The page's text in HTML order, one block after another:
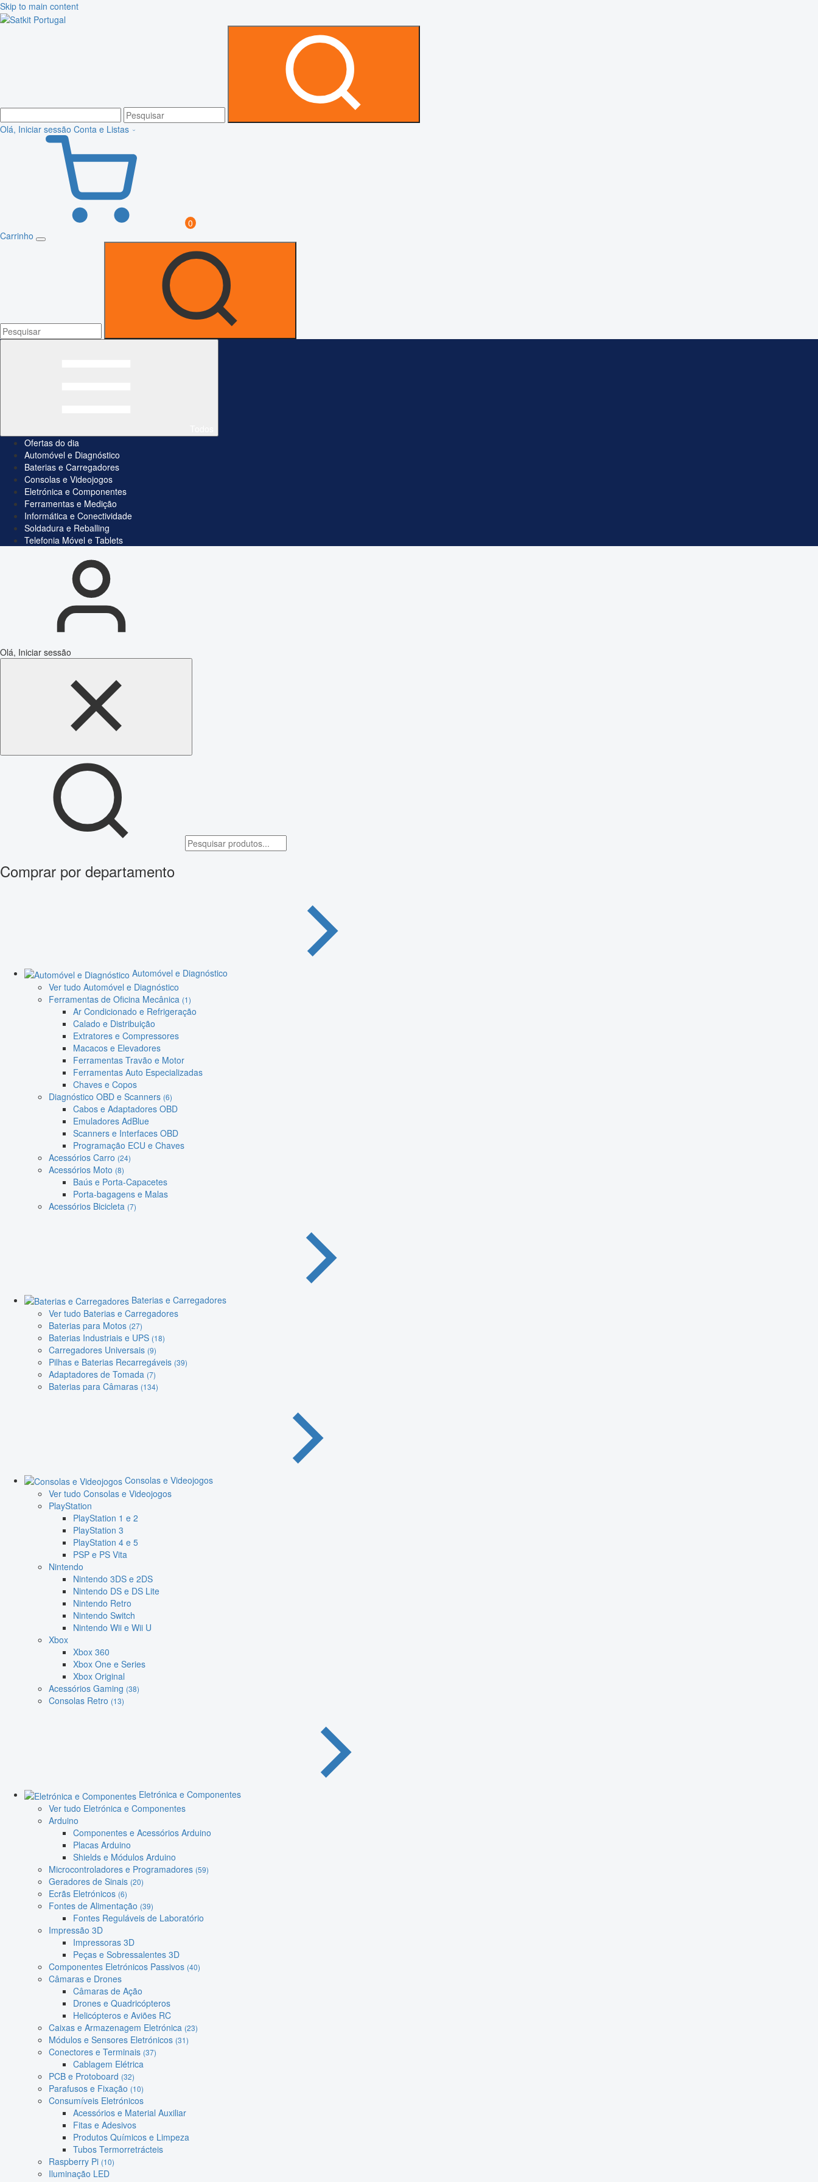
Skip to main content
Olá, Iniciar sessão Conta e Listas
0
Carrinho
Ofertas do dia
Automóvel e Diagnóstico
Baterias e Carregadores
Consolas e Videojogos
Eletrónica e Componentes
Ferramentas e Medição
Informática e Conectividade
Soldadura e Reballing
Telefonia Móvel e Tablets
Olá, Iniciar sessão
Comprar por departamento
Automóvel e Diagnóstico
Ver tudo Automóvel e Diagnóstico
Ferramentas de Oficina Mecânica (1)
Ar Condicionado e Refrigeração
Calado e Distribuição
Extratores e Compressores
Macacos e Elevadores
Ferramentas Travão e Motor
Ferramentas Auto Especializadas
Chaves e Copos
Diagnóstico OBD e Scanners (6)
Cabos e Adaptadores OBD
Emuladores AdBlue
Scanners e Interfaces OBD
Programação ECU e Chaves
Acessórios Carro (24)
Acessórios Moto (8)
Baús e Porta-Capacetes
Porta-bagagens e Malas
Acessórios Bicicleta (7)
Baterias e Carregadores
Ver tudo Baterias e Carregadores
Baterias para Motos (27)
Baterias Industriais e UPS (18)
Carregadores Universais (9)
Pilhas e Baterias Recarregáveis (39)
Adaptadores de Tomada (7)
Baterias para Câmaras (134)
Consolas e Videojogos
Ver tudo Consolas e Videojogos
PlayStation
PlayStation 1 e 2
PlayStation 3
PlayStation 4 e 5
PSP e PS Vita
Nintendo
Nintendo 3DS e 2DS
Nintendo DS e DS Lite
Nintendo Retro
Nintendo Switch
Nintendo Wii e Wii U
Xbox
Xbox 360
Xbox One e Series
Xbox Original
Acessórios Gaming (38)
Consolas Retro (13)
Eletrónica e Componentes
Ver tudo Eletrónica e Componentes
Arduino
Componentes e Acessórios Arduino
Placas Arduino
Shields e Módulos Arduino
Microcontroladores e Programadores (59)
Geradores de Sinais (20)
Ecrãs Eletrónicos (6)
Fontes de Alimentação (39)
Fontes Reguláveis de Laboratório
Impressão 3D
Impressoras 3D
Peças e Sobressalentes 3D
Componentes Eletrónicos Passivos (40)
Câmaras e Drones
Câmaras de Ação
Drones e Quadricópteros
Helicópteros e Aviões RC
Caixas e Armazenagem Eletrónica (23)
Módulos e Sensores Eletrónicos (31)
Conectores e Terminais (37)
Cablagem Elétrica
PCB e Protoboard (32)
Parafusos e Fixação (10)
Consumíveis Eletrónicos
Acessórios e Material Auxiliar
Fitas e Adesivos
Produtos Químicos e Limpeza
Tubos Termorretrácteis
Raspberry Pi (10)
Iluminação LED